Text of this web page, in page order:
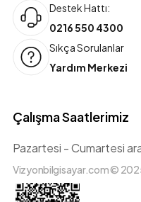
Destek Hattı:
0216 550 4300
Sıkça Sorulanlar
Yardım Merkezi
Çalışma Saatlerimiz
Pazartesi - Cumartesi
Vizyonbilgisayar.com © 2025